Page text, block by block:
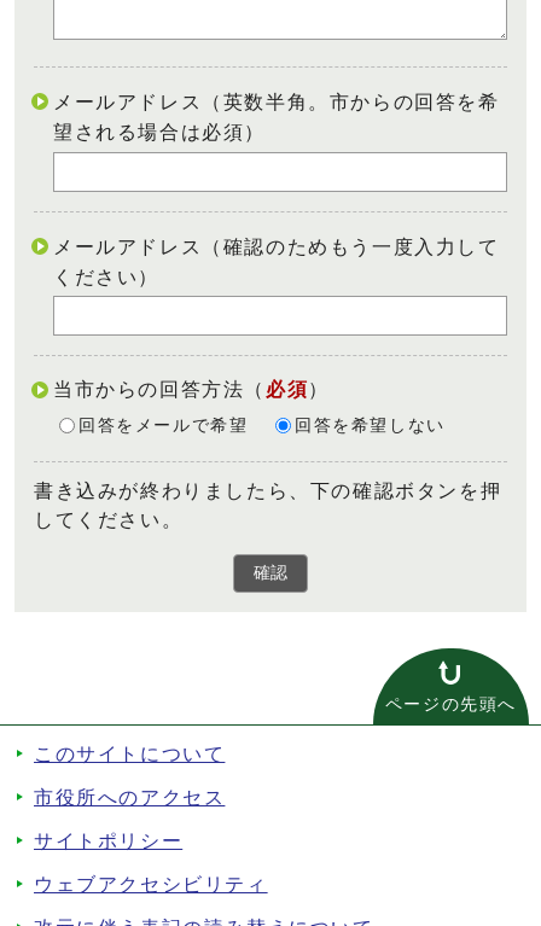
メールアドレス（英数半角。市からの回答を希
望される場合は必須）
メールアドレス（確認のためもう一度入力して
ください）
当市からの回答方法 （ 必須）
回答をメールで希望 回答を希望しない
書き込みが終わりましたら、下の確認ボタンを押
してください。
確認
ページの先頭へ
このサイトについて
市役所へのアクセス
サイトポリシー
ウェブアクセシビリティ